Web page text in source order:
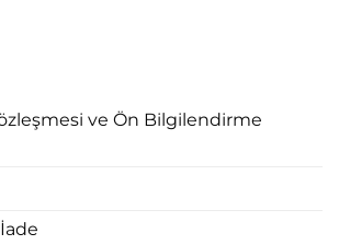
ve Ön Bilgilendirme